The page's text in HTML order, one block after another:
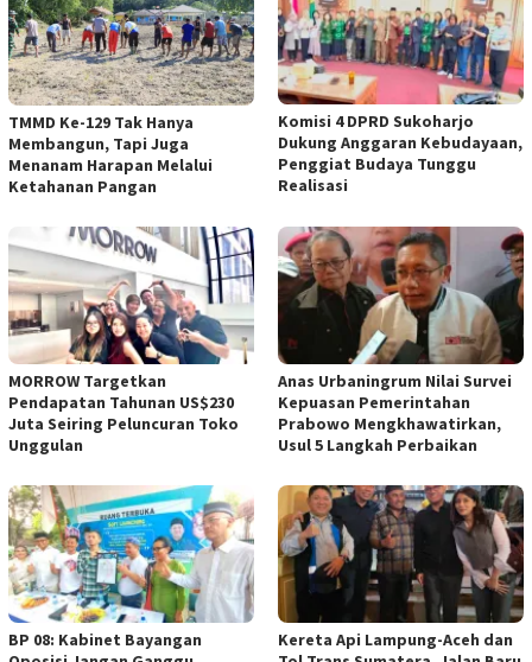
TMMD Ke-129 Tak Hanya
Membangun, Tapi Juga
Menanam Harapan Melalui
Ketahanan Pangan
Komisi 4 DPRD Sukoharjo
Dukung Anggaran Kebudayaan,
Penggiat Budaya Tunggu
Realisasi
MORROW Targetkan
Pendapatan Tahunan US$230
Juta Seiring Peluncuran Toko
Unggulan
Anas Urbaningrum Nilai Survei
Kepuasan Pemerintahan
Prabowo Mengkhawatirkan,
Usul 5 Langkah Perbaikan
BP 08: Kabinet Bayangan
Kereta Api Lampung-Aceh dan